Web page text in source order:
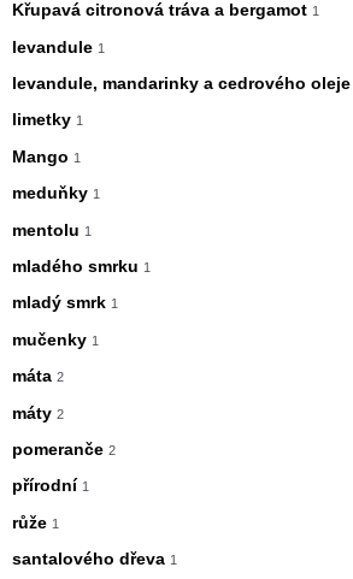
Křupavá citronová tráva a bergamot 1
levandule 1
levandule, mandarinky a cedrového oleje
limetky 1
Mango 1
meduňky 1
mentolu 1
mladého smrku 1
mladý smrk 1
mučenky 1
máta 2
máty 2
pomeranče 2
přírodní 1
růže 1
santalového dřeva 1